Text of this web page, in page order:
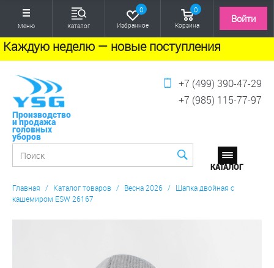
Меню Каталог
0
Избранное
0
Корзина
Войти
Каждую неделю — новые поступления
Производство
и продажа
головных
уборов
+7 (499) 390-47-29
+7 (985) 115-77-97
Главная / Каталог товаров / Весна 2026 / Шапка двойная с
кашемиром ESW 26167